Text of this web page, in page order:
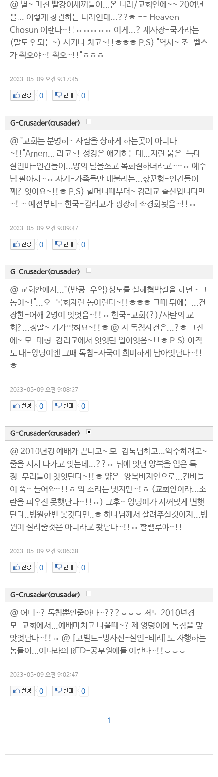
@ 별~ 미친 빨걍이새끼들이...온 나라/교회안에~~ 20여년
을... 이렇게 창궐하는 나라인데...??ㅎ == Heaven-
Chosun 이랜다~!!ㅎㅎㅎㅎㅎ 이게...? 제사장-국가라는
(말도 안되는~) 사기나 치고~!!ㅎㅎㅎ P.S) "역시~ 조-벨스
가 쵝오야~! 쵝오~!!"ㅎㅎㅎ
2023-05-09 오전 9:17:45
0 0
G-Crusader(crusader)
@ "교회는 분명히~ 사람을 상하게 하는곳이 아니다
~!!"Amen... 라고~! 성경은 애기하는데...저런 붉은-늑대-
살인마-인간들이...양의 탈을쓰고 목회질하더라고~~ㅎ 예수
님 팔아서~ㅎ 자기-가족들만 배불리는...삯꾼형-인간들이
꽤? 잇어요~!!ㅎ P.S) 할머니때부터~ 감리교 출신입니다만
~! ~ 예전부터~ 한국-감리교가 굉장히 좌경화됫음~!!ㅎ
2023-05-09 오전 9:09:47
0 0
G-Crusader(crusader)
@ 교회안에서..."(반공-우익)성도를 살해협박질을 하던~ 그
놈이~!"...오-목회자란 놈이란다~!!ㅎㅎㅎ 그때 뒤에는...건
장한-어깨 2명이 잇엇음~!!ㅎ 한국-교회(?)/사탄의 교
회?...정말~ 기가막혀요~!!ㅎ @ 저 독침사건은...?ㅎ 그전
에~ 모-대형-감리교에서 잇엇던 일이엇음~!!ㅎ P.S) 아직
도 내-엉덩이엔 그때 독침-자국이 희미하게 남아잇단다~!!
ㅎ
2023-05-09 오전 9:08:27
0 0
G-Crusader(crusader)
@ 2010년경 예배가 끝나고~ 모-감독님하고...악수하려고~
줄을 서서 나가고 잇는데...??ㅎ 뒤에 잇던 양복을 입은 특
정-무리들이 잇엇단다~!!ㅎ 얇은-양복바지안으로...긴바늘
이 쑥~ 들어와~!!ㅎ 악 소리는 냇지만~!ㅎ (교회안이라...소
란을 피우진 못햇단다~!!ㅎ) 그후~ 엉덩이가 시꺼멎게 변햇
단다..병원한번 못갓다만..ㅎ 하나님께서 살려주실것이지...병
원이 살려줄것은 아니라고 봣단다~!!ㅎ 할렐루야~!!
2023-05-09 오전 9:06:28
0 0
G-Crusader(crusader)
@ 어디~? 독침뿐인줄아나~???ㅎㅎㅎ 저도 2010년경
모-교회에서...예배마치고 나올때~? 제 엉덩이에 독침을 맞
앗엇단다~!!ㅎ @ [코발트-방사선-살인-테러]도 자행하는
놈들이...이나라의 RED-공무원애들 이란다~!!ㅎㅎㅎ
2023-05-09 오전 9:02:47
0 0
1